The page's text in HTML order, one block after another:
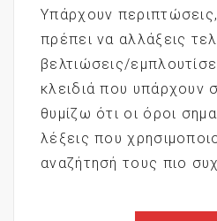
Υπάρχουν
πρέπει να αλλάξεις
βελτιώσεις/
κλειδιά που υπάρχουν
θυμίζω ότι οι όροι
λέξεις που
αναζήτησή τους πιο